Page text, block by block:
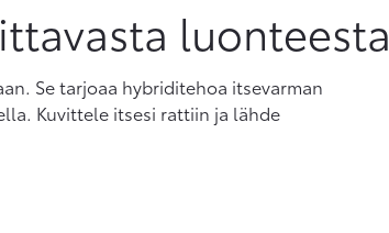
luonteesta
Se tarjoaa hybriditehoa itsevarman
Kuvittele itsesi rattiin ja lähde